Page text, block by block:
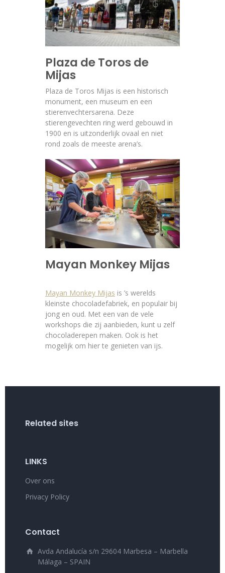
Plaza de Toros de
Mijas
Plaza de Toros Mijas is een historisch
monument, een museum en een
stierenvechtersarena. Deze
stierengevechten ring werd gebouwd in
1900 en is uitzonderlijk ovaal en niet
rond zoals de meeste arena’s.
Mayan Monkey Mijas
Mayan Monkey Mijas is ’s werelds
kleinste chocoladefabriek, en populair bij
jong en oud. Met een van de vele
workshops die zij aanbieden, kunt u zelf
chocoladerepen maken. Ook is het
mogelijk om hier te genieten van ijs.
Related sites
LINKS
Over ons
Privacy Policy
Contact
Avda Andalucía s/n 29604 Marbesa – Marbella
Málaga – SPAIN